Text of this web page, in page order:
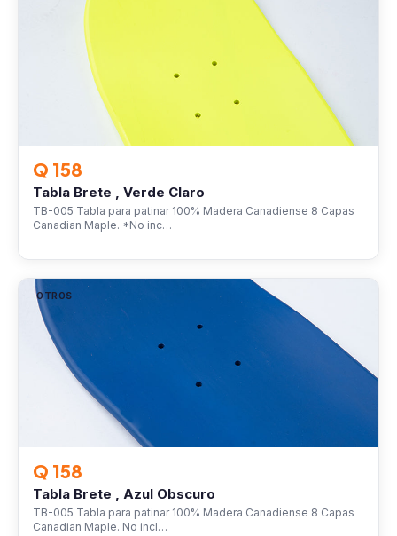
Q 158
Tabla Brete , Verde Claro
TB-005 Tabla para patinar 100% Madera Canadiense 8 Capas
Canadian Maple. *No inc…
OTROS
Q 158
Tabla Brete , Azul Obscuro
TB-005 Tabla para patinar 100% Madera Canadiense 8 Capas
Canadian Maple. No incl…